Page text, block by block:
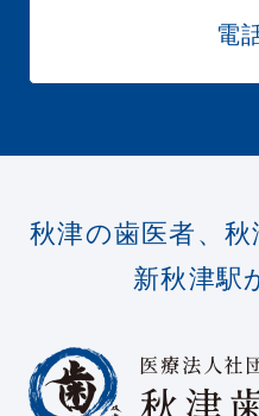
電
秋津の歯医者、
新秋津駅